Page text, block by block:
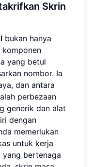
Skrin
bukan hanya
yang betul
nombor. Ia
dan antara
perbezaan
generik dan alat
dengan
memerlukan
untuk kerja
bertenaga